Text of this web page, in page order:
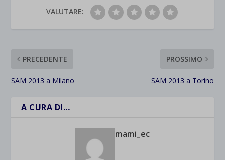
VALUTARE:
PRECEDENTE
SAM 2013 a Milano
PROSSIMO
SAM 2013 a Torino
A CURA DI…
mami_ec